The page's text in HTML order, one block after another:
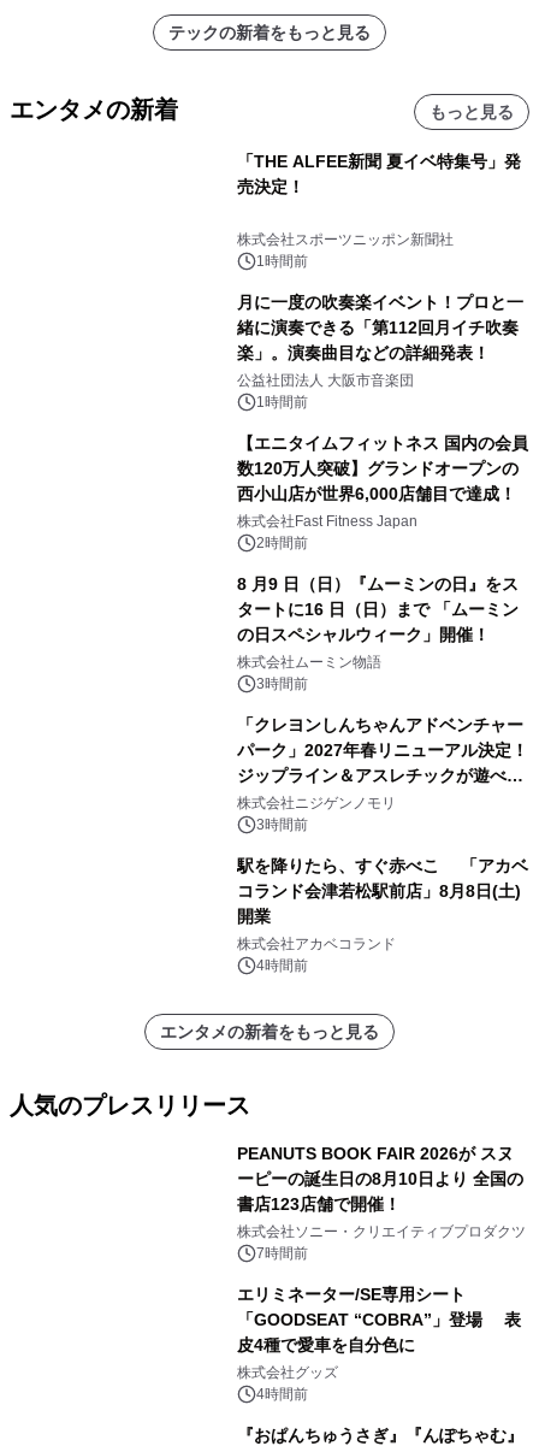
テックの新着をもっと見る
エンタメの新着 もっと見る
「THE ALFEE新聞 夏イベ特集号」発
売決定！
株式会社スポーツニッポン新聞社
1時間前
月に一度の吹奏楽イベント！プロと一
緒に演奏できる「第112回月イチ吹奏
楽」。演奏曲目などの詳細発表！
公益社団法人 大阪市音楽団
1時間前
【エニタイムフィットネス 国内の会員
数120万人突破】グランドオープンの
西小山店が世界6,000店舗目で達成！
株式会社Fast Fitness Japan
2時間前
8 月9 日（日）『ムーミンの日』をス
タートに16 日（日）まで 「ムーミン
の日スペシャルウィーク」開催！
株式会社ムーミン物語
3時間前
「クレヨンしんちゃんアドベンチャー
パーク」2027年春リニューアル決定！
ジップライン＆アスレチックが遊べる
のは今年が最後！ 「ラスト！ドキがム
ネムネ～大作戦！」始動
株式会社ニジゲンノモリ
3時間前
駅を降りたら、すぐ赤べこ 「アカベ
コランド会津若松駅前店」8月8日(土)
開業
株式会社アカベコランド
4時間前
エンタメの新着をもっと見る
人気のプレスリリース
PEANUTS BOOK FAIR 2026が スヌ
ーピーの誕生日の8月10日より 全国の
書店123店舗で開催！
株式会社ソニー・クリエイティブプロダクツ
7時間前
エリミネーター/SE専用シート
「GOODSEAT “COBRA”」登場 表
皮4種で愛車を自分色に
株式会社グッズ
4時間前
『おぱんちゅうさぎ』『んぽちゃむ』